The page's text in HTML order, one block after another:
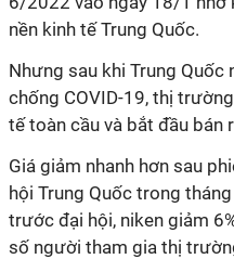
nền kinh tế Trung Quốc.
Nhưng sau khi Trung Quốc
chống COVID-19, thị
tế toàn cầu và bắt đầu bán
Giá giảm nhanh hơn sau
hội Trung Quốc trong
trước đại hội, niken giảm
số người tham gia thị